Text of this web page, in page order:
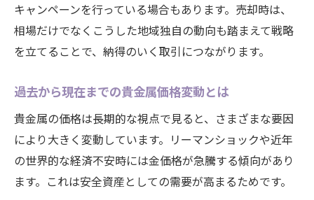
キャンペーンを行っている場合もあります。売却時は、
相場だけでなくこうした地域独自の動向も踏まえて戦略
を立てることで、納得のいく取引につながります。
過去から現在までの貴金属価格変動とは
貴金属の価格は長期的な視点で見ると、さまざまな要因
により大きく変動しています。リーマンショックや近年
の世界的な経済不安時には金価格が急騰する傾向があり
ます。これは安全資産としての需要が高まるためです。